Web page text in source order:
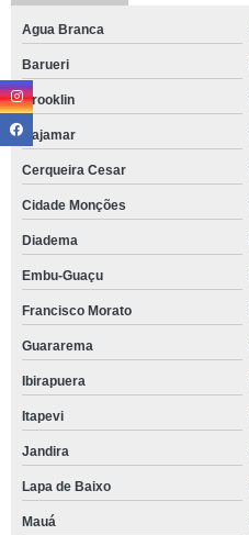
Agua Branca
Barueri
Brooklin
Cajamar
Cerqueira Cesar
Cidade Monções
Diadema
Embu-Guaçu
Francisco Morato
Guararema
Ibirapuera
Itapevi
Jandira
Lapa de Baixo
Mauá